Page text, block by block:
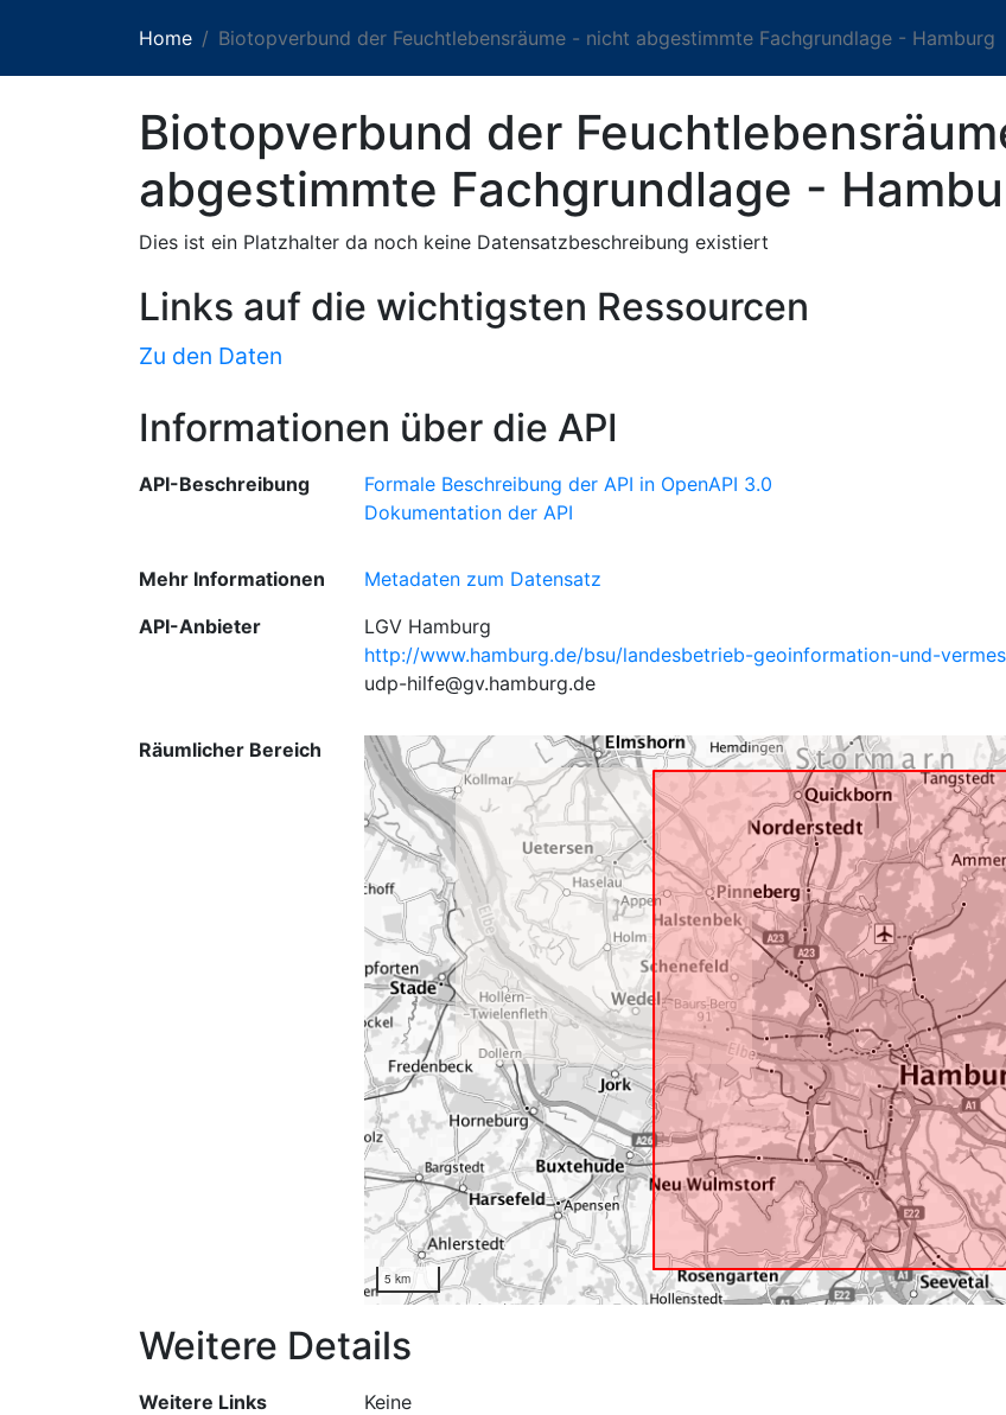
Home Biotopverbund der Feuchtlebensräume - nicht abgestimmte Fachgrundlage - Hamburg
Biotopverbund der
abgestimmte Fachgrundlage -
Dies ist ein Platzhalter da noch keine Datensatzbeschreibung existiert
Links auf die wichtigsten Ressourcen
Zu den Daten
Informationen über die API
API-Beschreibung
Formale Beschreibung der API in OpenAPI 3.0
Dokumentation der API
Mehr Informationen
Metadaten zum Datensatz
API-Anbieter
LGV Hamburg
http://www.hamburg.de/bsu/landesbetrieb-geoinformation-und-
udp-hilfe@gv.hamburg.de
Räumlicher Bereich
5 km
Weitere Details
Weitere Links Keine